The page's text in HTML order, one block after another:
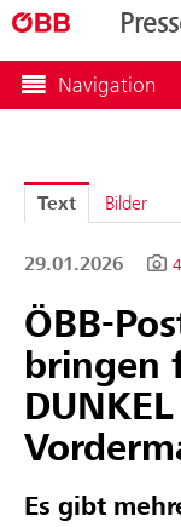
Navigation
Text Bilder
29.01.2026
ÖBB-
bringen
Es gibt